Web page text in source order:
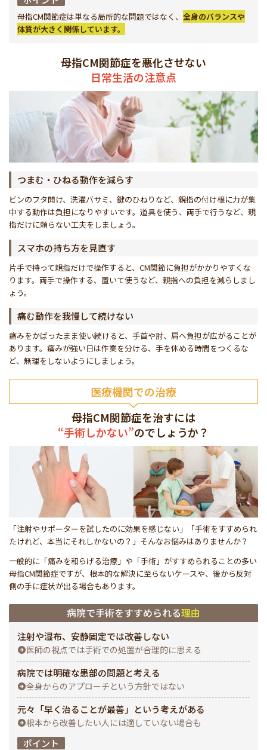
母指CM関節症は単なる局所的な問題ではなく、全身のバランスや
体質が大きく関係しています。
母指CM関節症を悪化させない
日常生活の注意点
つまむ・ひねる動作を減らす
ビンのフタ開け、洗濯バサミ、鍵のひねりなど、親指の付け根に力が集
中する動作は負担になりやすいです。道具を使う、両手で行うなど、親
指だけに頼らない工夫をしましょう。
スマホの持ち方を見直す
片手で持って親指だけで操作すると、CM関節に負担がかかりやすくな
ります。両手で操作する、置いて使うなど、親指への負担を減らしまし
ょう。
痛む動作を我慢して続けない
痛みをかばったまま使い続けると、手首や肘、肩へ負担が広がることが
あります。痛みが強い日は作業を分ける、手を休める時間をつくるな
ど、無理をしないようにしましょう。
医療機関での治療
母指CM関節症を治すには
“手術しかない”のでしょうか？
「注射やサポーターを試したのに効果を感じない」「手術をすすめられ
たけれど、本当にそれしかないの？」そんなお悩みはありませんか？
一般的に「痛みを和らげる治療」や「手術」がすすめられることの多い
母指CM関節症ですが、根本的な解決に至らないケースや、後から反対
側の手に症状が出る場合もあります。
病院で手術をすすめられる理由
注射や湿布、安静固定では改善しない
医師の視点では手術での処置が合理的に思える
病院では明確な患部の問題と考える
全身からのアプローチという方針ではない
元々「早く治ることが最善」という考えがある
根本から改善したい人には適していない場合も
ポイント